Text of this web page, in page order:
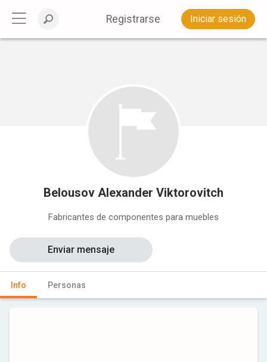
Registrarse Iniciar sesión
Belousov Alexander Viktorovitch
Fabricantes de componentes para muebles
Info Personas
Enviar mensaje